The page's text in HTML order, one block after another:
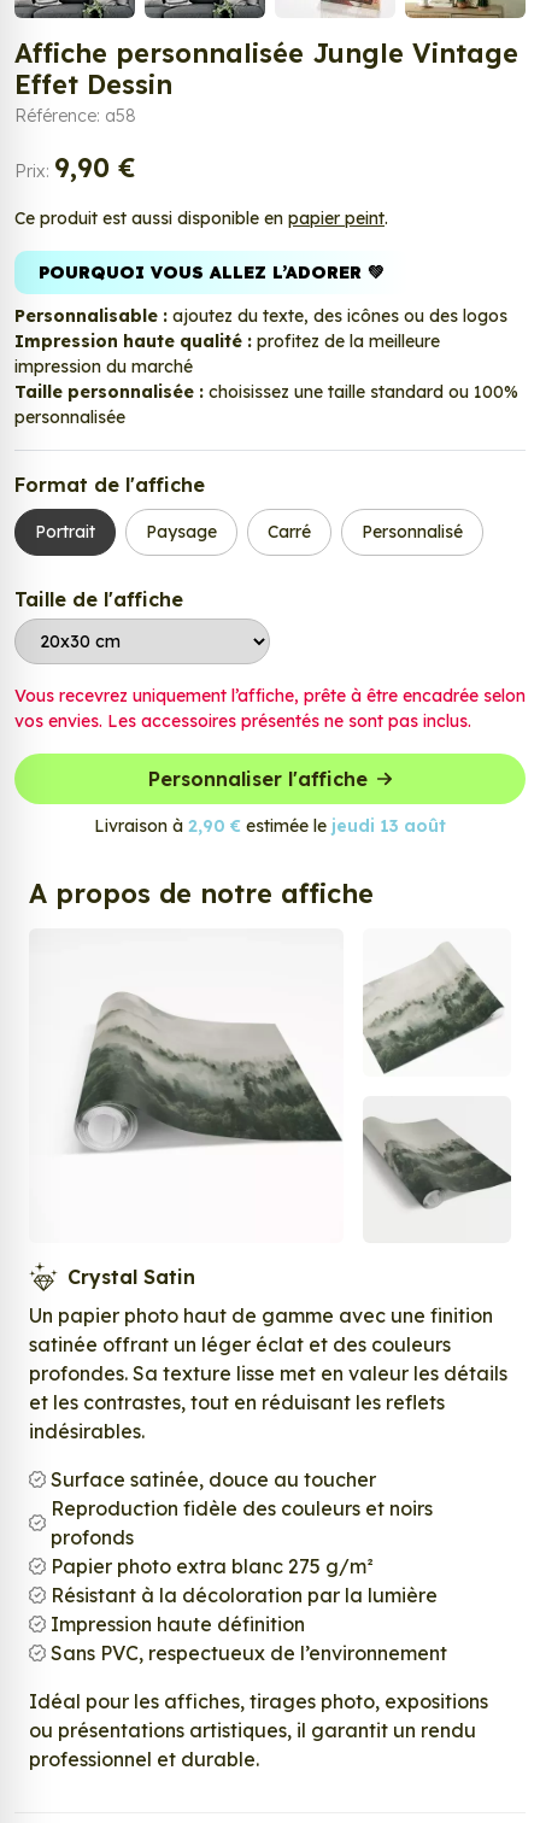
Affiche personnalisée Jungle Vintage
Effet Dessin
Référence: a58
Prix: 9,90 €
Ce produit est aussi disponible en papier peint.
POURQUOI VOUS ALLEZ L’ADORER 💚
Personnalisable : ajoutez du texte, des icônes ou des logos
Impression haute qualité : profitez de la meilleure
impression du marché
Taille personnalisée : choisissez une taille standard ou 100%
personnalisée
Format de l'affiche
Portrait Paysage Carré Personnalisé
Taille de l'affiche
Vous recevrez uniquement l’affiche, prête à être encadrée selon
vos envies. Les accessoires présentés ne sont pas inclus.
Personnaliser l'affiche
Livraison à 2,90 € estimée le jeudi 13 août
A propos de notre affiche
Crystal Satin
Un papier photo haut de gamme avec une finition
satinée offrant un léger éclat et des couleurs
profondes. Sa texture lisse met en valeur les détails
et les contrastes, tout en réduisant les reflets
indésirables.
Surface satinée, douce au toucher
Reproduction fidèle des couleurs et noirs
profonds
Papier photo extra blanc 275 g/m²
Résistant à la décoloration par la lumière
Impression haute définition
Sans PVC, respectueux de l’environnement
Idéal pour les affiches, tirages photo, expositions
ou présentations artistiques, il garantit un rendu
professionnel et durable.